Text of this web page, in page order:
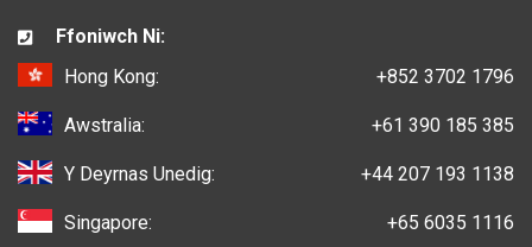
Ffoniwch Ni:
Hong Kong:
+852 3702 1796
Awstralia: +61 390 185 385
Y Deyrnas Unedig: +44 207 193 1138
Singapore: +65 6035 1116